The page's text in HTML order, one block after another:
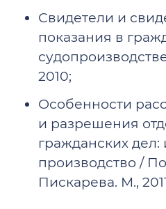
Свидетели и
показания в
2010;
Особенности
и разрешения
гражданских дел:
производство /
Пискарева. М.,